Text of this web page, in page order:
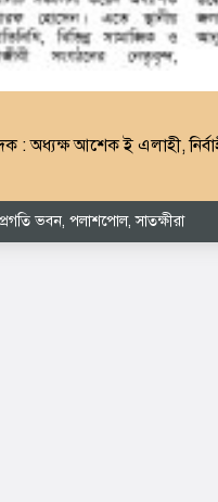
: অধ্যক্ষ আশেক ই এলাহী,
ভবন, পলাশপোল, সাতক্ষীরা